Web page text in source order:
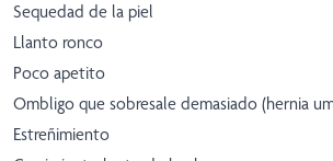
Sequedad de la piel
Llanto ronco
Poco apetito
Ombligo que sobresale demasiado (hernia
Estreñimiento